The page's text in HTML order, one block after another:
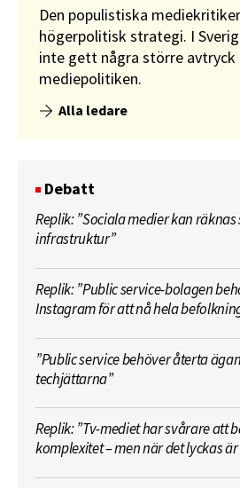
Den populistiska
högerpolitisk strategi. I
inte gett några större avtryck
mediepolitiken.
Alla ledare
Debatt
Replik: ”Sociala medier kan
infrastruktur”
Replik: ”Public service-bolagen
Instagram för att nå hela
”Public service behöver återta
techjättarna”
Replik: ”Tv-mediet har svårare att
komplexitet – men när det lyckas